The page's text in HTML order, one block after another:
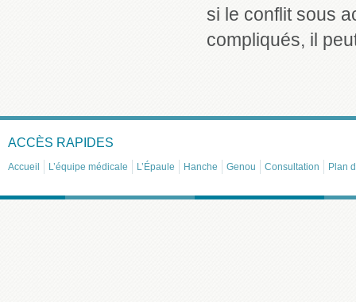
si le conflit sous
compliqués, il
ACCÈS RAPIDES
Accueil L’équipe médicale L’Épaule Hanche Genou Consultation Plan